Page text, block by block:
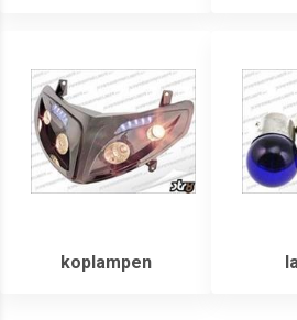
koplampen